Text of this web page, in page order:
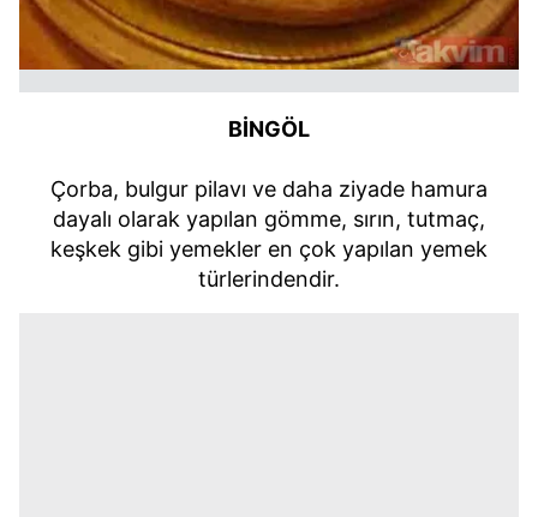
BİNGÖL
Çorba, bulgur pilavı ve daha ziyade hamura
dayalı olarak yapılan gömme, sırın, tutmaç,
keşkek gibi yemekler en çok yapılan yemek
türlerindendir.